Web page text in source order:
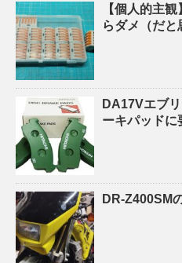
【個人的主
らダメ（だと
DA17Vエブ
ーキパッドに
DR-Z400SM